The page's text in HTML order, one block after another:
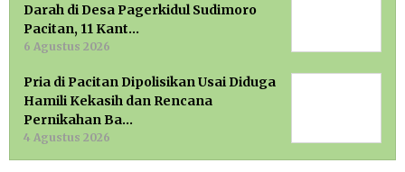
Darah di Desa Pagerkidul Sudimoro
Pacitan, 11 Kant…
6 Agustus 2026
Pria di Pacitan Dipolisikan Usai Diduga
Hamili Kekasih dan Rencana
Pernikahan Ba…
4 Agustus 2026